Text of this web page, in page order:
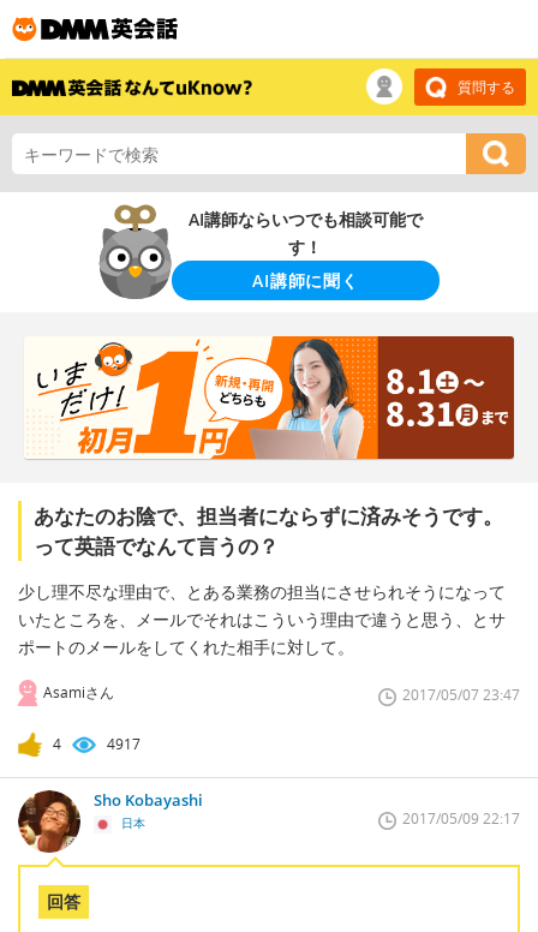
質問する
AI講師ならいつでも相談可能で
す！
AI講師に聞く
あなたのお陰で、担当者にならずに済みそうです。
って英語でなんて言うの？
少し理不尽な理由で、とある業務の担当にさせられそうになって
いたところを、メールでそれはこういう理由で違うと思う、とサ
ポートのメールをしてくれた相手に対して。
Asamiさん 2017/05/07 23:47
4 4917
Sho Kobayashi
日本 2017/05/09 22:17
回答